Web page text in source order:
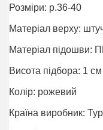
Розміри: р.36-40
Матеріал верху:
Матеріал підошви:
Висота підбора: 1 см
Колір: рожевий
Країна виробник: